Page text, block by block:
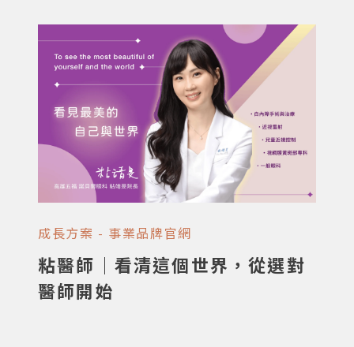
成長方案 - 事業品牌官網
粘醫師｜看清這個世界，從選對
醫師開始